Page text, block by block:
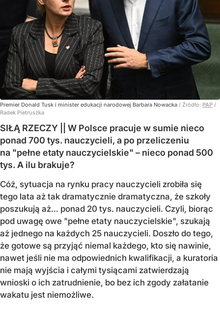
Premier Donald Tusk i minister edukacji narodowej Barbara Nowacka / Źródło: PAP /
Radek Pietruszka
SIŁĄ RZECZY || W Polsce pracuje w sumie nieco
ponad 700 tys. nauczycieli, a po przeliczeniu
na "pełne etaty nauczycielskie" – nieco ponad 500
tys. A ilu brakuje?
Cóż, sytuacja na rynku pracy nauczycieli zrobiła się
tego lata aż tak dramatycznie dramatyczna, że szkoły
poszukują aż… ponad 20 tys. nauczycieli. Czyli, biorąc
pod uwagę owe "pełne etaty nauczycielskie", szukają
aż jednego na każdych 25 nauczycieli. Doszło do tego,
że gotowe są przyjąć niemal każdego, kto się nawinie,
nawet jeśli nie ma odpowiednich kwalifikacji, a kuratoria
nie mają wyjścia i całymi tysiącami zatwierdzają
wnioski o ich zatrudnienie, bo bez ich zgody załatanie
wakatu jest niemożliwe.